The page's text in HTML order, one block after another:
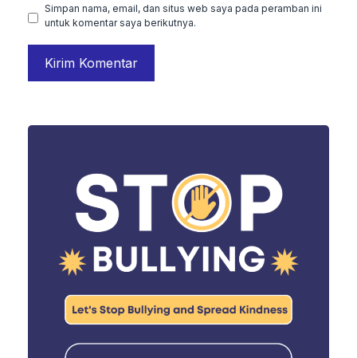
Simpan nama, email, dan situs web saya pada peramban ini
untuk komentar saya berikutnya.